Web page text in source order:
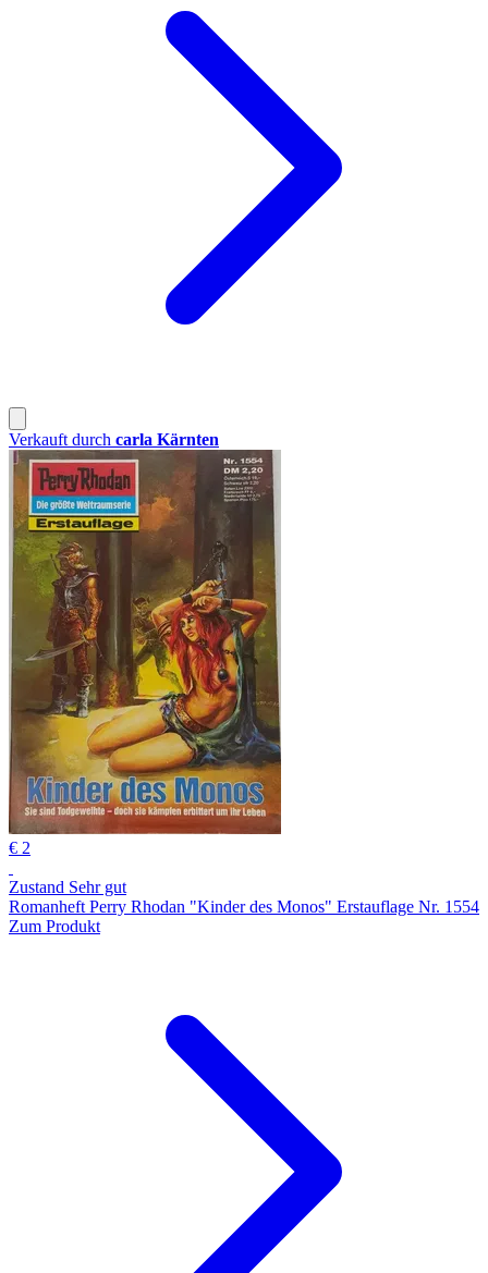
Verkauft durch carla Kärnten
€ 2
Zustand Sehr gut
Romanheft Perry Rhodan "Kinder des Monos" Erstauflage Nr. 1554
Zum Produkt